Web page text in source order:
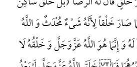
صَارَ خَلْقاً لِأَنَّهُ شَیْءٌ مُحْدَثٌ وَ اللَّهُ
وَ إِنَّمَا هُوَ اللَّهُ عَزَّوَجَلَّ وَ خَلْقُهُ لَا